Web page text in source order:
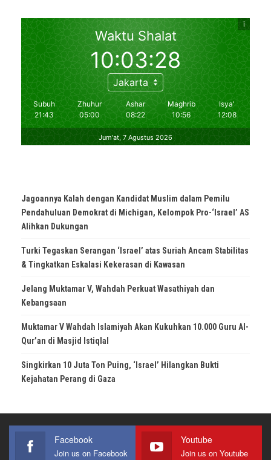
Jagoannya Kalah dengan Kandidat Muslim dalam Pemilu
Pendahuluan Demokrat di Michigan, Kelompok Pro-‘Israel’ AS
Alihkan Dukungan
Turki Tegaskan Serangan ‘Israel’ atas Suriah Ancam Stabilitas
& Tingkatkan Eskalasi Kekerasan di Kawasan
Jelang Muktamar V, Wahdah Perkuat Wasathiyah dan
Kebangsaan
Muktamar V Wahdah Islamiyah Akan Kukuhkan 10.000 Guru Al-
Qur’an di Masjid Istiqlal
Singkirkan 10 Juta Ton Puing, ‘Israel’ Hilangkan Bukti
Kejahatan Perang di Gaza
Facebook
Join us on Facebook
Youtube
Join us on Youtube